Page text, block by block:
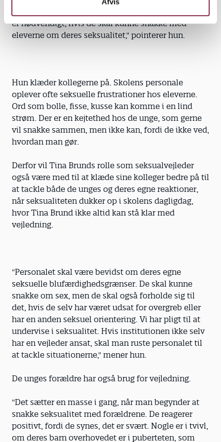
er nødvendigt, hvis de skal kunne snakke med
eleverne om deres seksualitet," pointerer hun.
Hun klæder kollegerne på. Skolens personale
oplever ofte seksuelle frustrationer hos eleverne.
Ord som bolle, fisse, kusse kan komme i en lind
strøm. Der er en kejtethed hos de unge, som gerne
vil snakke sammen, men ikke kan, fordi de ikke ved,
hvordan man gør.
Derfor vil Tina Brunds rolle som seksualvejleder
også være med til at klæde sine kolleger bedre på til
at tackle både de unges og deres egne reaktioner,
når seksualiteten dukker op i skolens dagligdag,
hvor Tina Brund ikke altid kan stå klar med
vejledning.
"Personalet skal være bevidst om deres egne
seksuelle blufærdighedsgrænser. De skal kunne
snakke om sex, men de skal også forholde sig til
det, hvis de selv har været udsat for overgreb eller
har en anden seksuel orientering. Vi har pligt til at
undervise i seksualitet. Hvis institutionen ikke selv
har en vejleder ansat, skal man ruste personalet til
at tackle situationerne," mener hun.
De unges forældre har også brug for vejledning.
"Det sætter en masse i gang, når man begynder at
snakke seksualitet med forældrene. De reagerer
positivt, fordi de synes, det er svært. Nogle er i tvivl,
om deres barn overhovedet er i puberteten, som